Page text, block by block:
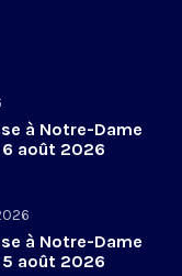
à Notre-Dame
6 août 2026
à Notre-Dame
5 août 2026